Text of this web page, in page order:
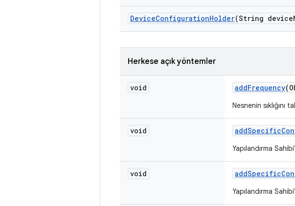
DeviceConfigurationHolder(String device
Herkese açık yöntemler
void addFrequency
Nesnenin
void addSpecific
Yapılandırma
void addSpecific
Yapılandırma